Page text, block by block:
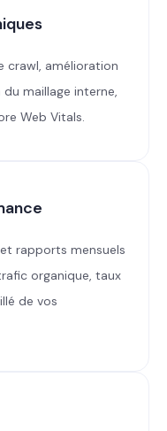
crawl, amélioration
maillage interne,
Web Vitals.
rapports mensuels
organique, taux
de vos